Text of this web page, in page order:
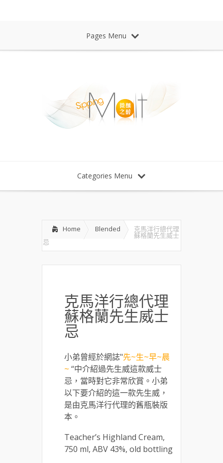
Pages Menu
Categories Menu
Home Blended 克馬洋行總代理
蘇格蘭先生威士
忌
克馬洋行總代理
蘇格蘭先生威士
忌
小弟曾經於網誌"先~生~早~晨
~ “中介紹過先生威這款威士
忌，當時對它非常欣賞。小弟
以下要介紹的這一款先生威，
是由克馬洋行代理的舊瓶裝版
本。
Teacher’s Highland Cream,
750 ml, ABV 43%, old bottling